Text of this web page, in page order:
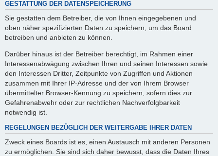
GESTATTUNG DER DATENSPEICHERUNG
Sie gestatten dem Betreiber, die von Ihnen eingegebenen und
oben näher spezifizierten Daten zu speichern, um das Board
betreiben und anbieten zu können.
Darüber hinaus ist der Betreiber berechtigt, im Rahmen einer
Interessenabwägung zwischen Ihren und seinen Interessen sowie
den Interessen Dritter, Zeitpunkte von Zugriffen und Aktionen
zusammen mit Ihrer IP-Adresse und der von Ihrem Browser
übermittelter Browser-Kennung zu speichern, sofern dies zur
Gefahrenabwehr oder zur rechtlichen Nachverfolgbarkeit
notwendig ist.
REGELUNGEN BEZÜGLICH DER WEITERGABE IHRER DATEN
Zweck eines Boards ist es, einen Austausch mit anderen Personen
zu ermöglichen. Sie sind sich daher bewusst, dass die Daten Ihres